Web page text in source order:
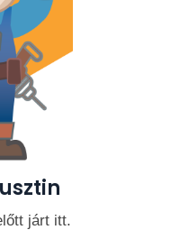
járt itt.